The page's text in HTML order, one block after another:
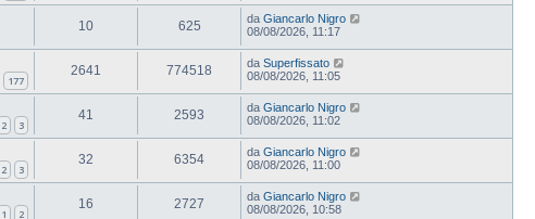
10 625 da Giancarlo Nigro
08/08/2026, 11:17
177
2641 774518 da Superfissato
08/08/2026, 11:05
2 3
41 2593 da Giancarlo Nigro
08/08/2026, 11:02
2 3
32 6354 da Giancarlo Nigro
08/08/2026, 11:00
1 2
16 2727 da Giancarlo Nigro
08/08/2026, 10:58